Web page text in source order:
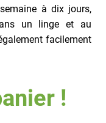
à dix jours,
un linge et au
facilement
!